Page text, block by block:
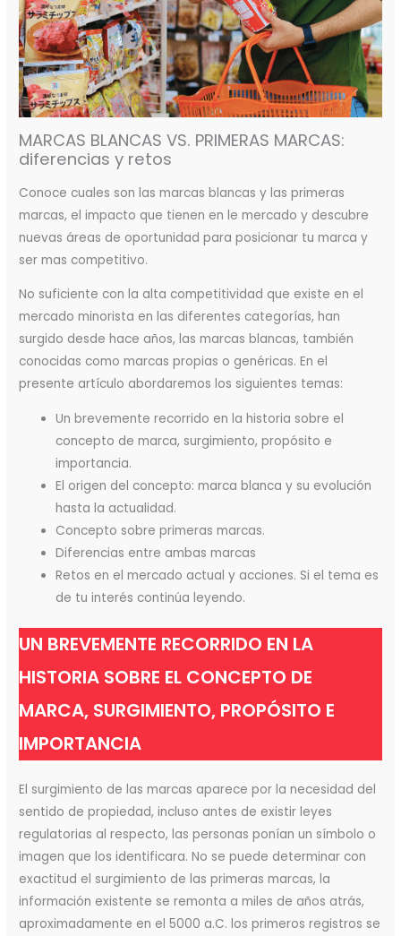
MARCAS BLANCAS VS. PRIMERAS MARCAS:
diferencias y retos
Conoce cuales son las marcas blancas y las primeras
marcas, el impacto que tienen en le mercado y descubre
nuevas áreas de oportunidad para posicionar tu marca y
ser mas competitivo.
No suficiente con la alta competitividad que existe en el
mercado minorista en las diferentes categorías, han
surgido desde hace años, las marcas blancas, también
conocidas como marcas propias o genéricas. En el
presente artículo abordaremos los siguientes temas:
Un brevemente recorrido en la historia sobre el
concepto de marca, surgimiento, propósito e
importancia.
El origen del concepto: marca blanca y su evolución
hasta la actualidad.
Concepto sobre primeras marcas.
Diferencias entre ambas marcas
Retos en el mercado actual y acciones. Si el tema es
de tu interés continúa leyendo.
UN BREVEMENTE RECORRIDO EN LA
HISTORIA SOBRE EL CONCEPTO DE
MARCA, SURGIMIENTO, PROPÓSITO E
IMPORTANCIA
El surgimiento de las marcas aparece por la necesidad del
sentido de propiedad, incluso antes de existir leyes
regulatorias al respecto, las personas ponían un símbolo o
imagen que los identificara. No se puede determinar con
exactitud el surgimiento de las primeras marcas, la
información existente se remonta a miles de años atrás,
aproximadamente en el 5000 a.C. los primeros registros se